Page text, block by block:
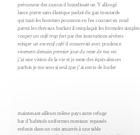
précurseur des zazous il brandissait un Y allongé
lance pierre sans élastique parlait du gaz moutarde
qui tuait les hommes poumons en feu courant en rond
parmi les chevaux hurlant il remplaçait les formules simples
couper un café trop fortpar des innovations sévères
mitiger un excessif caféil conservait avec prudence
vivement demain premier jour du reste de ma vie
j’ai une vision de la vie et je tente des équivalences
parfois je me sens si seul que j’ai envie de hurler
maintenant ailleurs même pays autre refuge
bar d’habitués uniformes mentaux repassés
enfouis dans un coin amarrés à une table